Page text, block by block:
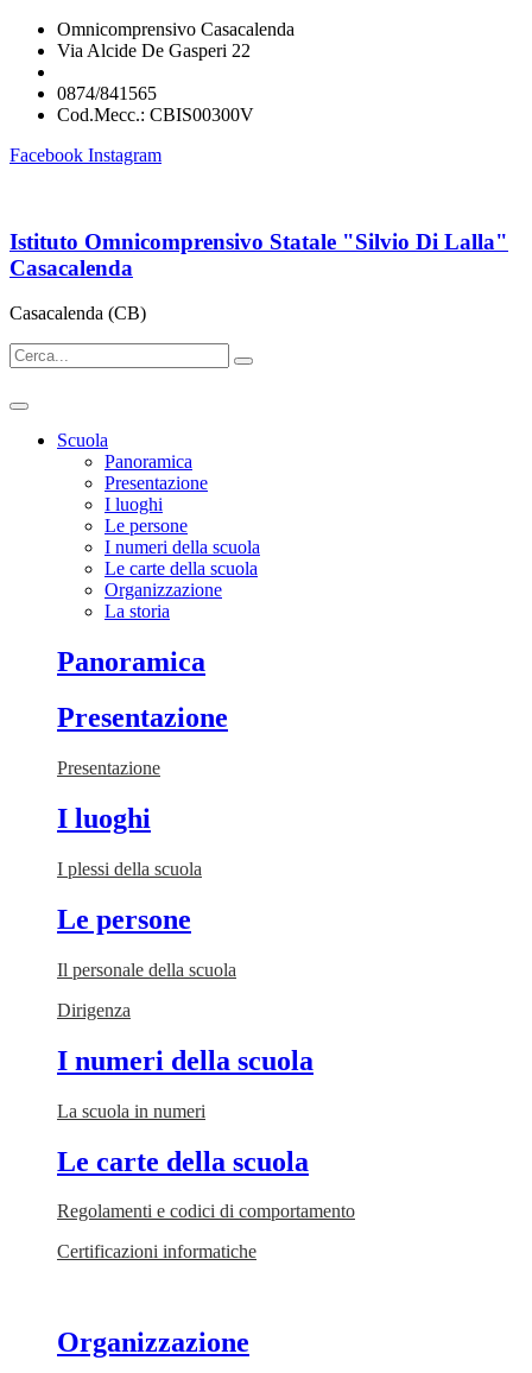
Omnicomprensivo Casacalenda
Via Alcide De Gasperi 22
0874/841565
Cod.Mecc.: CBIS00300V
Facebook Instagram
Istituto Omnicomprensivo Statale "Silvio Di Lalla"
Casacalenda
Casacalenda (CB)
Scuola
Panoramica
Presentazione
I luoghi
Le persone
I numeri della scuola
Le carte della scuola
Organizzazione
La storia
Panoramica
Presentazione
Presentazione
I luoghi
I plessi della scuola
Le persone
Il personale della scuola
Dirigenza
I numeri della scuola
La scuola in numeri
Le carte della scuola
Regolamenti e codici di comportamento
Certificazioni informatiche
Organizzazione